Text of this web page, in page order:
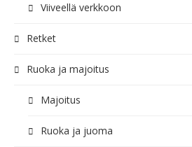
Viiveellä verkkoon
Retket
Ruoka ja majoitus
Majoitus
Ruoka ja juoma